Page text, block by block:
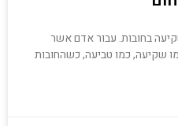
בחובות. עבור אדם אשר
שקיעה, כמו טביעה, כשהחובות